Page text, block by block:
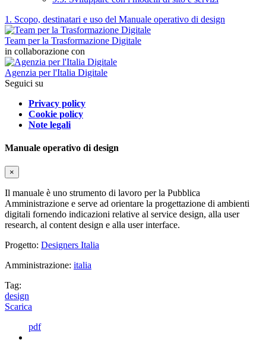
1. Scopo, destinatari e uso del Manuale operativo di design
Team per la Trasformazione Digitale
in collaborazione con
Agenzia per l'Italia Digitale
Seguici su
Privacy policy
Cookie policy
Note legali
Manuale operativo di design
×
Il manuale è uno strumento di lavoro per la Pubblica
Amministrazione e serve ad orientare la progettazione di ambienti
digitali fornendo indicazioni relative al service design, alla user
research, al content design e alla user interface.
Progetto: Designers Italia
Amministrazione: italia
Tag:
design
Scarica
pdf